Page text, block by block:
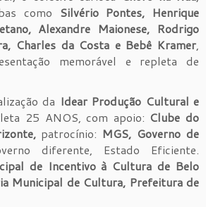
como Silvério Pontes, Henrique
Alexandre Maionese, Rodrigo
Charles da Costa e Bebê Kramer
memorável e repleta de
da Idear Produção Cultural e
25 ANOS , com apoio: Clube do
patrocínio: MGS, Governo de
diferente, Estado Eficiente.
de Incentivo à Cultura de Belo
Municipal de Cultura, Prefeitura de